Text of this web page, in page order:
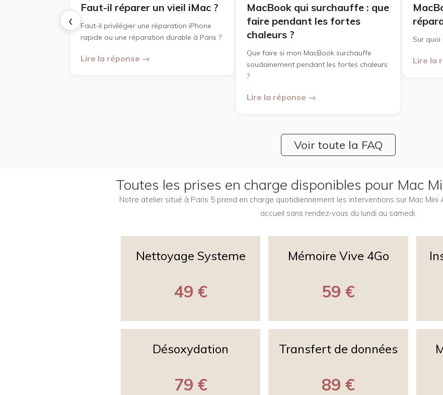
‹
Faut-il réparer un vieil iMac ?
Faut-il privilégier une réparation iPhone
rapide ou une réparation durable à Paris ?
Lire la réponse →
MacBook qui surchauffe : que
faire pendant les fortes
chaleurs ?
Que faire si mon MacBook surchauffe
soudainement pendant les fortes chaleurs
?
Lire la réponse →
Sur quoi
Lire la
Voir toute la FAQ
Toutes les prises en charge disponibles pour Mac
Notre atelier situé à Paris 5 prend en charge quotidiennement les interventions sur Mac
accueil sans rendez-vous du lundi au samedi.
Nettoyage Systeme
49 €
Mémoire Vive 4Go
59 €
Désoxydation
79 €
Transfert de données
89 €